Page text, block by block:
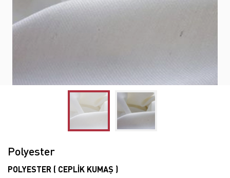
Polyester
POLYESTER ( CEPLİK KUMAŞ )